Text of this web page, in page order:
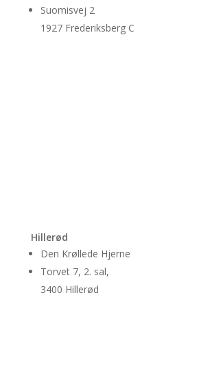
Suomisvej 2
1927 Frederiksberg C
Hillerød
Den Krøllede Hjerne
Torvet 7, 2. sal,
3400 Hillerød